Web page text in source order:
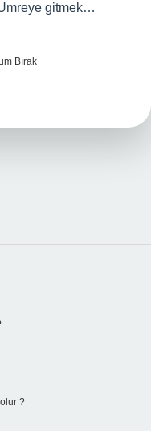
gitmek…
Bırak
?